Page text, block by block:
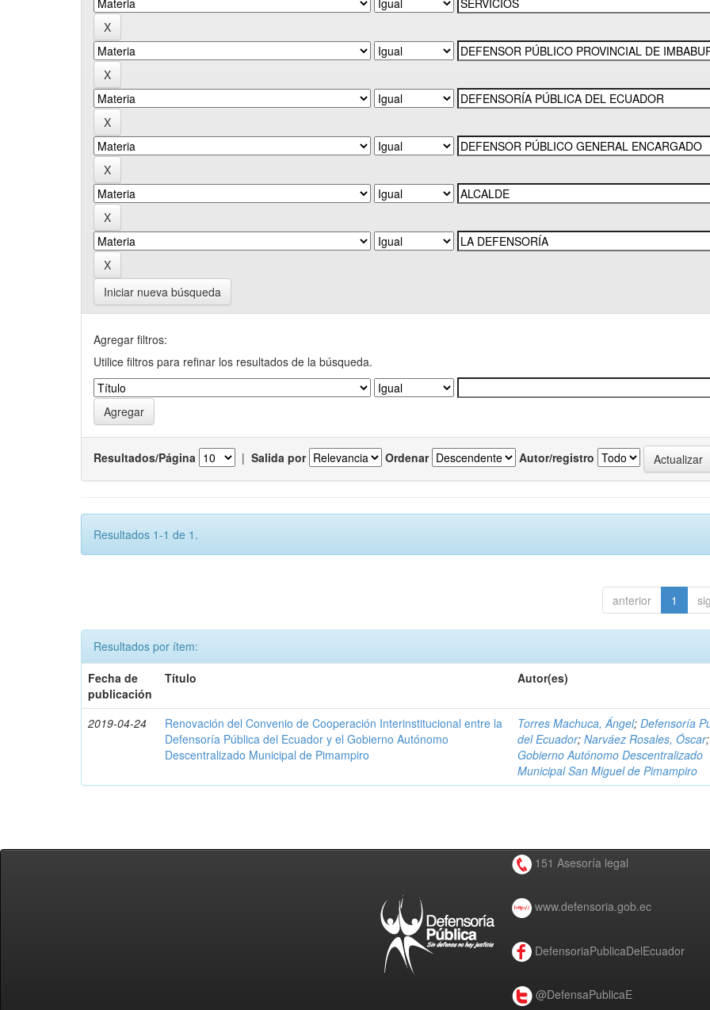
Iniciar nueva búsqueda
Agregar filtros:
Utilice filtros para refinar los resultados de la búsqueda.
Resultados/Página | Salida por Ordenar Autor/registro
Resultados 1-1 de 1.
anterior 1
Resultados por ítem:
Fecha de
publicación
Título Autor(es)
2019-04-24
Renovación del Convenio de Cooperación Interinstitucional entre la
Defensoría Pública del Ecuador y el Gobierno Autónomo
Descentralizado Municipal de Pimampiro
Torres Machuca, Ángel;Defensoría
del Ecuador;Narváez Rosales, Óscar;
Gobierno Autónomo Descentralizado
Municipal San Miguel de Pimampiro
151 Asesoría legal
www.defensoria.gob.ec
DefensoriaPublicaDelEcuador
@DefensaPublicaE